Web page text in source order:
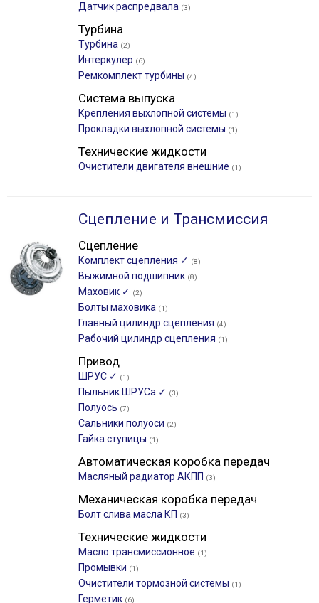
Датчик распредвала (3)
Турбина
Турбина (2)
Интеркулер (6)
Ремкомплект турбины (4)
Система выпуска
Крепления выхлопной системы (1)
Прокладки выхлопной системы (1)
Технические жидкости
Очистители двигателя внешние (1)
Сцепление и Трансмиссия
Сцепление
Комплект сцепления ✓ (8)
Выжимной подшипник (8)
Маховик ✓ (2)
Болты маховика (1)
Главный цилиндр сцепления (4)
Рабочий цилиндр сцепления (1)
Привод
ШРУС ✓ (1)
Пыльник ШРУСа ✓ (3)
Полуось (7)
Сальники полуоси (2)
Гайка ступицы (1)
Автоматическая коробка передач
Масляный радиатор АКПП (3)
Механическая коробка передач
Болт слива масла КП (3)
Технические жидкости
Масло трансмиссионное (1)
Промывки (1)
Очистители тормозной системы (1)
Герметик (6)